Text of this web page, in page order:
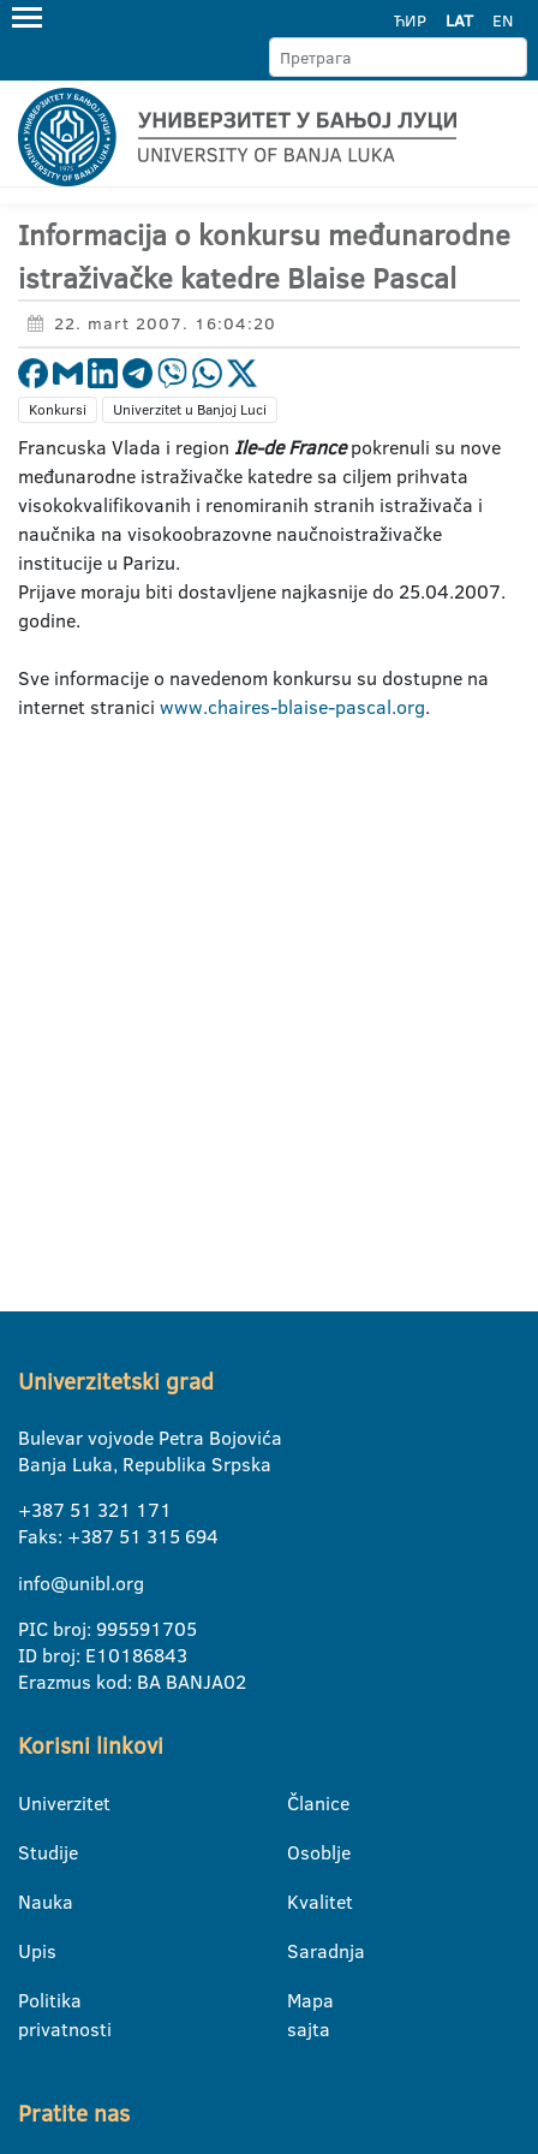
ЋИР LAT EN
Informacija o konkursu međunarodne
istraživačke katedre Blaise Pascal
22. mart 2007. 16:04:20
Konkursi Univerzitet u Banjoj Luci
Francuska Vlada i region Ile-de Francepokrenuli su nove
međunarodne istraživačke katedre sa ciljem prihvata
visokokvalifikovanih i renomiranih stranih istraživača i
naučnika na visokoobrazovne naučnoistraživačke
institucije u Parizu.
Prijave moraju biti dostavljene najkasnije do 25.04.2007.
godine.
Sve informacije o navedenom konkursu su dostupne na
internet stranici www.chaires-blaise-pascal.org.
Univerzitetski grad
Bulevar vojvode Petra Bojovića
Banja Luka, Republika Srpska
+387 51 321 171
Faks: +387 51 315 694
info@unibl.org
PIC broj: 995591705
ID broj: E10186843
Erazmus kod: BA BANJA02
Korisni linkovi
Univerzitet
Studije
Nauka
Upis
Politika
privatnosti
Članice
Osoblje
Kvalitet
Saradnja
Mapa
sajta
Pratite nas